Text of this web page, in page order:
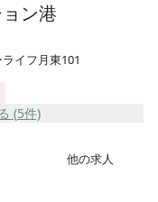
ン港
イフ月東101
(5件)
他の求人